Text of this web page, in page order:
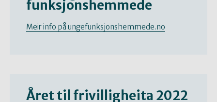
funksjonshemmede
Meir info på ungefunksjonshemmede.no
Året til frivilligheita 2022